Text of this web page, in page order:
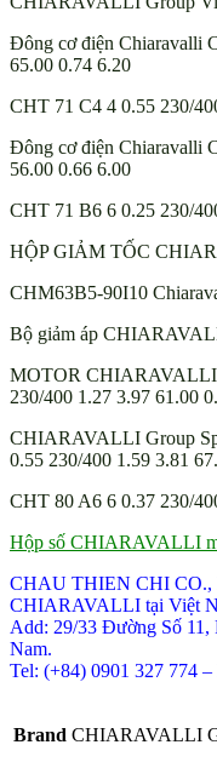
Đông cơ điện Chiaravalli
65.00 0.74 6.20
CHT 71 C4 4 0.55 230/
Đông cơ điện Chiaravalli
56.00 0.66 6.00
CHT 71 B6 6 0.25 230/
HỘP GIẢM TỐC
CHM63B5-90I10
Bộ giảm áp
MOTOR
230/400 1.27 3.97 61.00
CHIARAVALLI Group
0.55 230/400 1.59 3.81
CHT 80 A6 6 0.37 230/
Hộp số CHIARAVALLI
CHAU THIEN CHI CO.,
CHIARAVALLI tại Việt
Add: 29/33 Đường Số
Nam.
Tel: (+84) 0901 327 774
Brand CHIARAVALLI